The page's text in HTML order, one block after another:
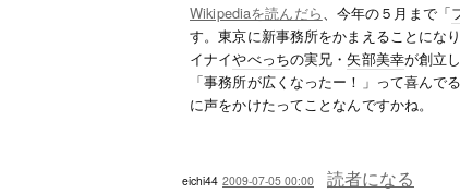
Wikipediaを読んだら、今年の５月まで「
す。東京に新事務所をかまえることにな
イナイやべっちの実兄・ 矢部美幸が創立
「事務所が広くなったー！」って喜ん
に声をかけたってことなんですかね。
eichi44 2009-07-05 00:00 読者になる